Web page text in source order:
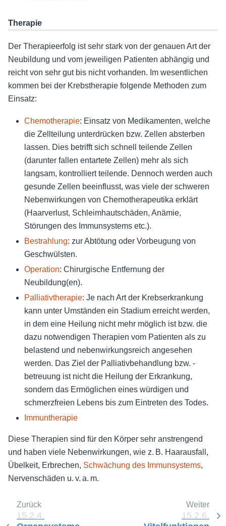
Therapie
Der Therapieerfolg ist sehr stark von der genauen Art der
Neubildung und vom jeweiligen Patienten abhängig und
reicht von sehr gut bis nicht vorhanden. Im wesentlichen
kommen bei der Krebstherapie folgende Methoden zum
Einsatz:
Chemotherapie: Einsatz von Medikamenten, welche
die Zellteilung unterdrücken bzw. Zellen absterben
lassen. Dies betrifft sich schnell teilende Zellen
(darunter fallen entartete Zellen) mehr als sich
langsam, kontrolliert teilende. Dennoch werden auch
gesunde Zellen beeinflusst, was viele der schweren
Nebenwirkungen von Chemotherapeutika erklärt
(Haarverlust, Schleimhautschäden, Anämie,
Störungen des Immunsystems etc.).
Bestrahlung: zur Abtötung oder Vorbeugung von
Geschwülsten.
Operation: Chirurgische Entfernung der
Neubildung(en).
Palliativtherapie: Je nach Art der Krebserkrankung
kann unter Umständen ein Stadium erreicht werden,
in dem eine Heilung nicht mehr möglich ist bzw. die
dazu notwendigen Therapien vom Patienten als zu
belastend und nebenwirkungsreich angesehen
werden. Das Ziel der Palliativbehandlung bzw. -
betreuung ist nicht die Heilung der Erkrankung,
sondern das Ermöglichen eines würdigen und
schmerzfreien Lebens bis zum Eintreten des Todes.
Immuntherapie
Diese Therapien sind für den Körper sehr anstrengend
und haben viele Nebenwirkungen, wie z. B. Haarausfall,
Übelkeit, Erbrechen, Schwächung des Immunsystems,
Nervenschäden u. v. a. m.
Zurück
15.2.4.
Weiter
15.2.6.